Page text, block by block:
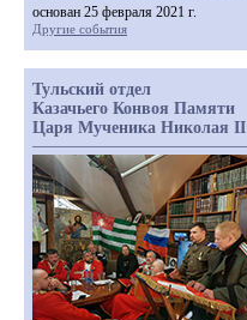
основан 25 февраля 2021 г.
Другие события
Тульский отдел
Казачьего Конвоя Памяти
Царя Мученика Николая II